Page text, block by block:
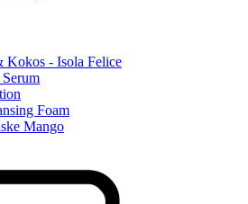
Kokos - Isola Felice
Foam
Mango